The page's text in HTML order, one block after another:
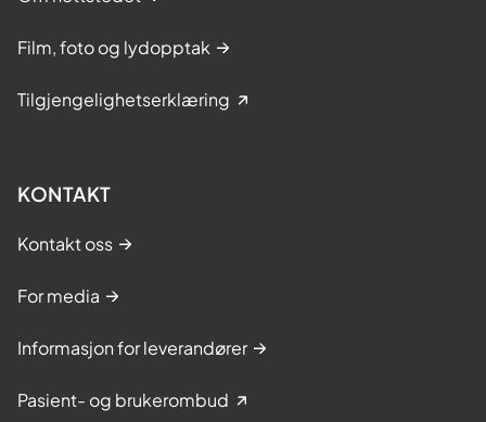
Film, foto og lydopptak
Tilgjengelighetserklæring
KONTAKT
Kontakt oss
For media
Informasjon for leverandører
Pasient- og brukerombud